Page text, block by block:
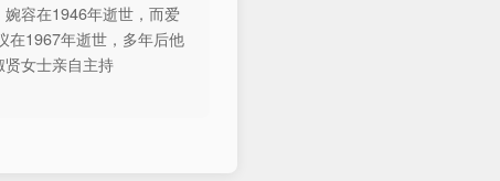
婉容在1946年逝世，而爱
在1967年逝世，多年后他
贤女士亲自主持